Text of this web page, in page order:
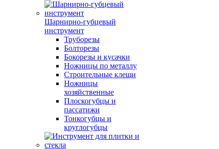
Шарнирно-губцевый
инструмент
Труборезы
Болторезы
Бокорезы и кусачки
Ножницы по металлу
Строительные клещи
Ножницы
хозяйственные
Плоскогубцы и
пассатижи
Тонкогубцы и
круглогубцы